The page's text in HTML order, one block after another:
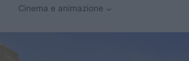
Cinema e animazione